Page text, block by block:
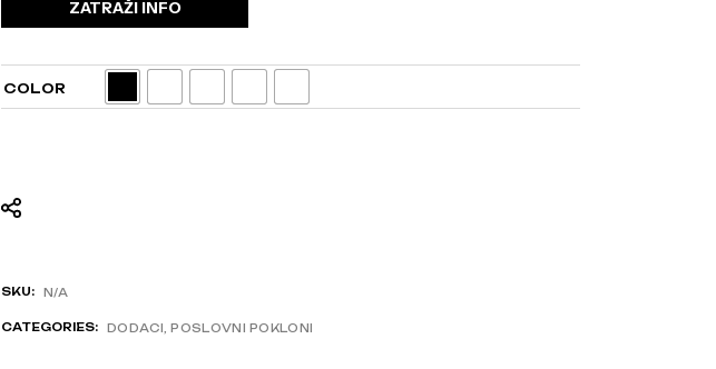
ZATRAŽI INFO
COLOR
SKU: N/A
CATEGORIES: DODACI ,POSLOVNI POKLONI